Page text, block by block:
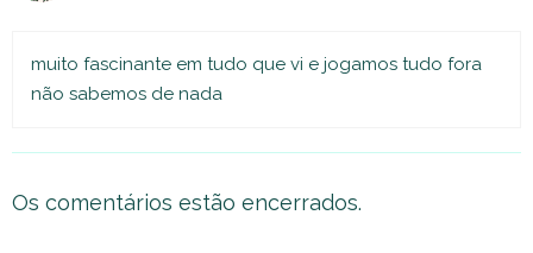
muito fascinante em tudo que vi e jogamos tudo fora
não sabemos de nada
Os comentários estão encerrados.